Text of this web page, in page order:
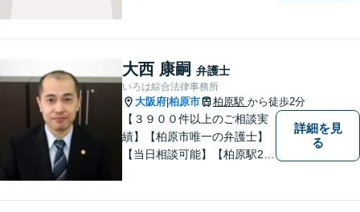
いたします。お早めのご相談
が納得のいく解決への第一歩
です。
大西 康嗣 弁護士
いろは綜合法律事務所
大阪府 柏原市 柏原駅 から徒歩2分
【３９００件以上のご相談実
績】【柏原市唯一の弁護士】
【当日相談可能】【柏原駅2
詳細を見
る